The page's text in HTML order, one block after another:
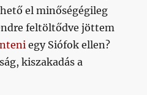
el minőségégileg
feltöltődve jöttem
egy Siófok ellen?
kiszakadás a